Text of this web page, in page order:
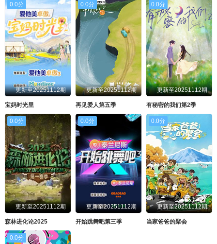
0.0分
更新至20251112期
宝妈时光里
0.0分
更新至20251112期
再见爱人第五季
0.0分
更新至20251112期
有秘密的我们第2季
0.0分
更新至20251112期
森林进化论2025
0.0分
更新至20251112期
开始跳舞吧第三季
0.0分
更新至20251112期
当家爸爸的聚会
0.0分